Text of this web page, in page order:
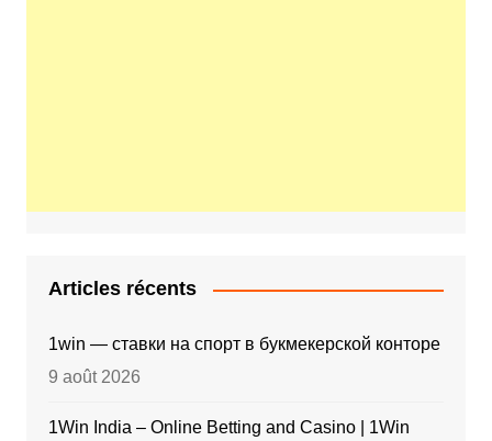
Articles récents
1win — ставки на спорт в букмекерской конторе
9 août 2026
1Win India – Online Betting and Casino | 1Win